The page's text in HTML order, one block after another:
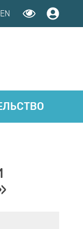
EN